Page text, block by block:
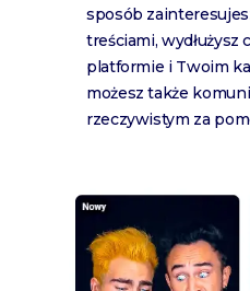
sposób
treściami, wydłużysz
platformie i Twoim
możesz także
rzeczywistym za